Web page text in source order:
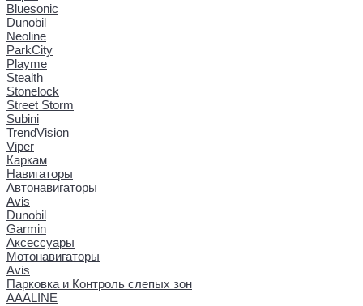
Bluesonic
Dunobil
Neoline
ParkCity
Playme
Stealth
Stonelock
Street Storm
Subini
TrendVision
Viper
Каркам
Навигаторы
Автонавигаторы
Avis
Dunobil
Garmin
Аксессуары
Мотонавигаторы
Avis
Парковка и Контроль слепых зон
AAALINE